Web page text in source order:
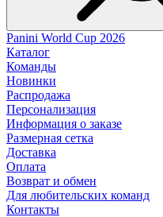
Panini World Cup 2026
Каталог
Команды
Новинки
Распродажа
Персонализация
Информация о заказе
Размерная сетка
Доставка
Оплата
Возврат и обмен
Для любительских команд
Контакты